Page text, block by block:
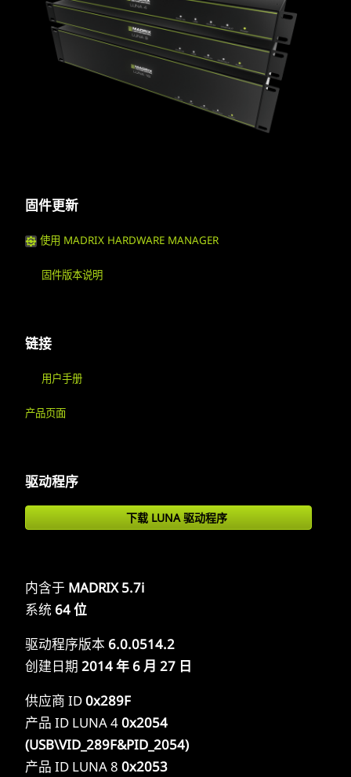
固件更新
使用 MADRIX HARDWARE MANAGER
固件版本说明
链接
用户手册
产品页面
驱动程序
下载 LUNA 驱动程序
内含于 MADRIX 5.7i
系统 64 位
驱动程序版本 6.0.0514.2
创建日期2014 年 6 月 27 日
供应商 ID0x289F
产品 ID LUNA 40x2054
(USB\VID_289F&PID_2054)
产品 ID LUNA 80x2053